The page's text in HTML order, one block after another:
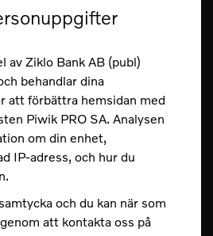
har jag?
till mitt kort?
av Ziklo Bank AB (publ)
behandlar dina
att förbättra hemsidan med
Piwik PRO SA. Analysen
om din enhet,
IP-adress, och hur du
och du kan när som
att kontakta oss på